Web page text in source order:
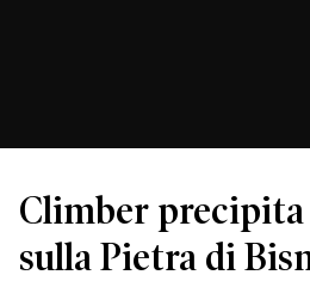
Climber precipita
sulla Pietra di